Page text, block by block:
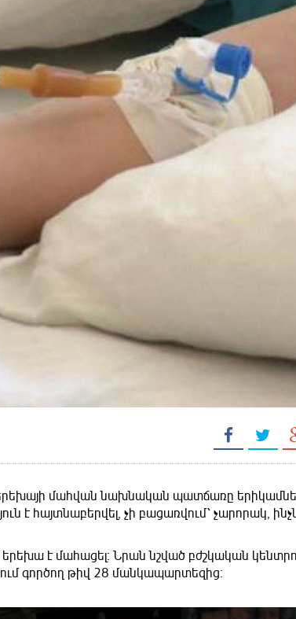
երեխայի մահվան նախնական պատճառը
է հայտնաբերվել, չի բացառվում՝ չարորակ, ինչն
է մահացել։ Նրան նշված բժշկական
գործող թիվ 28 մանկապարտեզից։